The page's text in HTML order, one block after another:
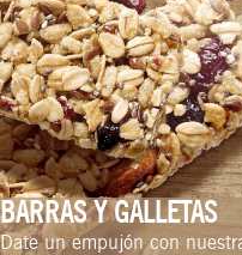
BARRAS Y GALLETAS
Date un empujón con